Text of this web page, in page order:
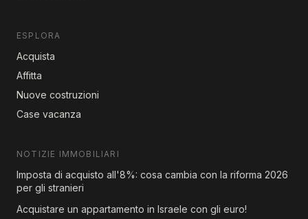
ESPLORA
Acquista
Affitta
Nuove costruzioni
Case vacanza
NOTIZIE IMMOBILIARI
Imposta di acquisto all'8%: cosa cambia con la riforma 2026
per gli stranieri
Acquistare un appartamento in Israele con gli euro!